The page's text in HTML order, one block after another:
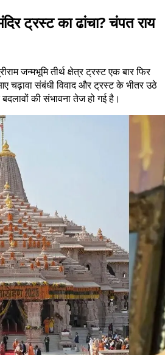
ट्रस्ट का ढांचा? चंपत राय
जन्मभूमि तीर्थ क्षेत्र ट्रस्ट एक बार फिर
चढ़ावा संबंधी विवाद और ट्रस्ट के भीतर उठे
की संभावना तेज हो गई है।